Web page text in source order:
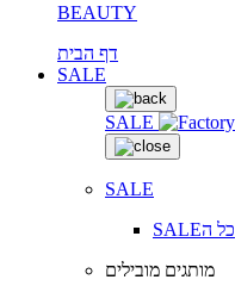
BEAUTY
דף הבית
SALE
SALE
SALE
SALEכל ה
מותגים מובילים